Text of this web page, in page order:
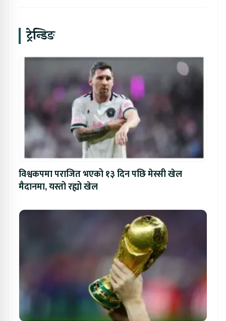
ट्रेन्डिङ
विश्वकपमा पराजित भएको १३ दिन पछि मेस्सी खेल
मैदानमा, यस्तो रह्यो खेल